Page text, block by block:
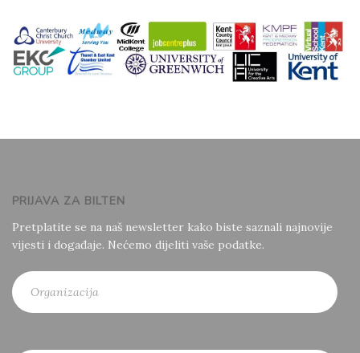
PRIJAVA ZA BILTEN
Pretplatite se na naš newsletter kako biste saznali najnovije
vijesti i događaje. Nećemo dijeliti vaše podatke.